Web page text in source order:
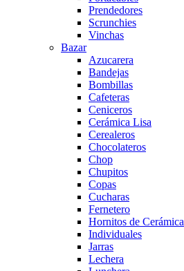
Prendedores
Scrunchies
Vinchas
Bazar
Azucarera
Bandejas
Bombillas
Cafeteras
Ceniceros
Cerámica Lisa
Cerealeros
Chocolateros
Chop
Chupitos
Copas
Cucharas
Fernetero
Hornitos de Cerámica
Individuales
Jarras
Lechera